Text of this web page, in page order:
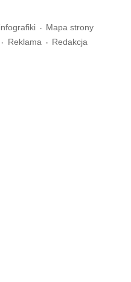
Mapa strony
Reklama Redakcja